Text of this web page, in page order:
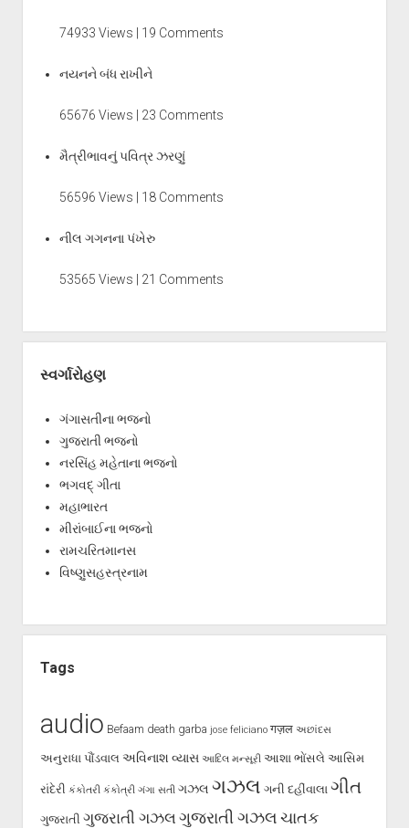
74933 Views | 19 Comments
નયનને બંધ રાખીને
65676 Views | 23 Comments
મૈત્રીભાવનું પવિત્ર ઝરણું
56596 Views | 18 Comments
નીલ ગગનના પંખેરુ
53565 Views | 21 Comments
સ્વર્ગારોહણ
ગંગાસતીના ભજનો
ગુજરાતી ભજનો
નરસિંહ મહેતાના ભજનો
ભગવદ્ ગીતા
મહાભારત
મીરાંબાઈના ભજનો
રામચરિતમાનસ
વિષ્ણુસહસ્ત્રનામ
Tags
audio Befaam death garba jose feliciano गज़ल અછાંદસ
અનુરાધા પૌંડવાલ અવિનાશ વ્યાસ આદિલ મન્સૂરી આશા ભોંસલે આસિમ
રાંદેરી કંકોતરી કંકોત્રી ગંગા સતી ગઝલ ગઝલ ગની દહીંવાલા ગીત
ગુજરાતી ગુજરાતી ગઝલ ગુજરાતી ગઝલ ચાતક